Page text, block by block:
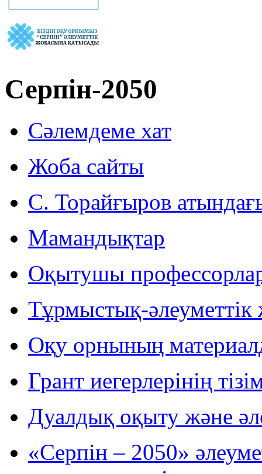
Серпін-2050
Сәлемдеме хат
Жоба сайты
С. Торайғыров
Мамандықтар
Оқытушы
Тұрмыстық-әлеуметтік
Оқу орнының
Грант иегерлерінің
Дуалдық оқыту және
«Серпін – 2050»